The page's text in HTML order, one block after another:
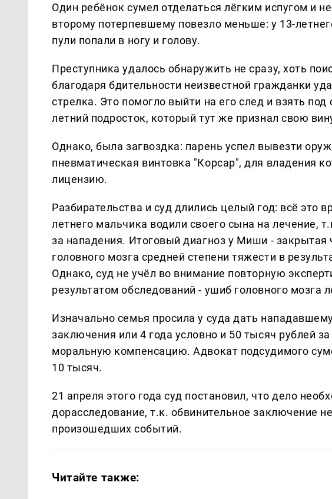
Один ребёнок сумел отделаться лёгким испугом и
второму потерпевшему повезло меньше: у 13-
пули попали в ногу и голову.
Преступника удалось обнаружить не сразу, хоть
благодаря бдительности неизвестной гражданки
стрелка. Это помогло выйти на его след и взять
летний подросток, который тут же признал свою
Однако, была загвоздка: парень успел вывезти
пневматическая винтовка "Корсар", для владения
лицензию.
Разбирательства и суд длились целый год: всё это
летнего мальчика водили своего сына на лечение,
за нападения. Итоговый диагноз у Миши -
головного мозга средней степени тяжести в
Однако, суд не учёл во внимание повторную
результатом обследований - ушиб головного мозга
Изначально семья просила у суда дать
заключения или 4 года условно и 50 тысяч рублей
моральную компенсацию. Адвокат подсудимого
10 тысяч.
21 апреля этого года суд постановил, что дело
дорасследование, т.к. обвинительное заключение
произошедших событий.
Читайте также: